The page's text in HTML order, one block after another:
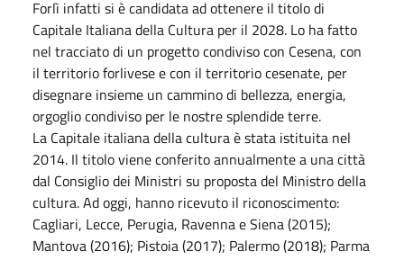
Forlì infatti si è candidata ad ottenere il titolo di
Capitale Italiana della Cultura per il 2028. Lo ha fatto
nel tracciato di un progetto condiviso con Cesena, con
il territorio forlivese e con il territorio cesenate, per
disegnare insieme un cammino di bellezza, energia,
orgoglio condiviso per le nostre splendide terre.
La Capitale italiana della cultura è stata istituita nel
2014. Il titolo viene conferito annualmente a una città
dal Consiglio dei Ministri su proposta del Ministro della
cultura. Ad oggi, hanno ricevuto il riconoscimento:
Cagliari, Lecce, Perugia, Ravenna e Siena (2015);
Mantova (2016); Pistoia (2017); Palermo (2018); Parma